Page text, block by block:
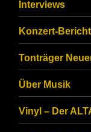
Interviews
Konzert-
Tonträger
Über Musik
Vinyl – Der